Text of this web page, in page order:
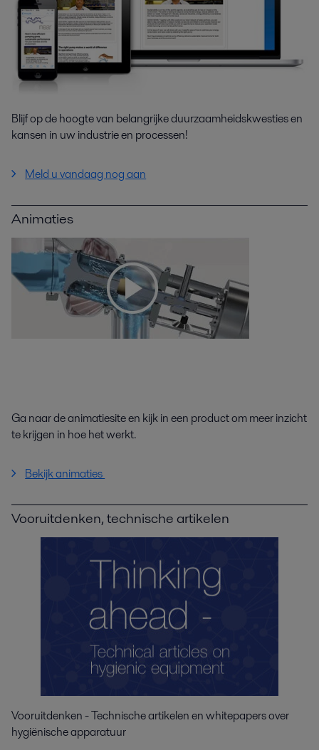
Blijf op de hoogte van belangrijke duurzaamheidskwesties en
kansen in uw industrie en processen!
Meld u vandaag nog aan
Animaties
Ga naar de animatiesite en kijk in een product om meer inzicht
te krijgen in hoe het werkt.
Bekijk animaties
Vooruitdenken, technische artikelen
Vooruitdenken - Technische artikelen en whitepapers over
hygiënische apparatuur